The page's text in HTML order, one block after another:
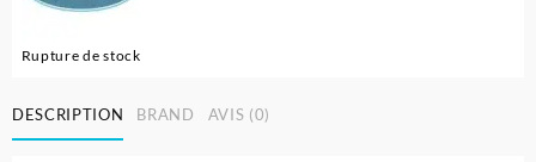
Rupture de stock
DESCRIPTION BRAND AVIS (0)